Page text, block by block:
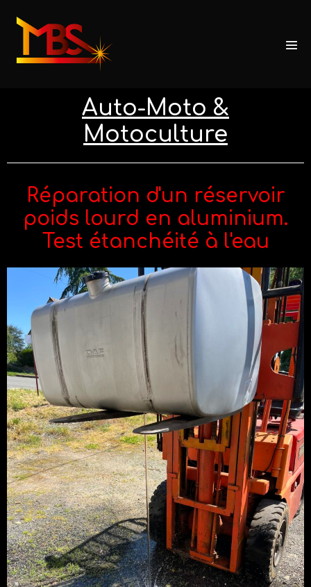
Auto-Moto &
Motoculture
Réparation d'un réservoir
poids lourd en aluminium.
Test étanchéité à l'eau